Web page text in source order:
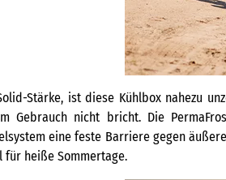
Stärke, ist diese Kühlbox nahezu
Gebrauch nicht bricht. Die
eine feste Barriere gegen
heiße Sommertage.